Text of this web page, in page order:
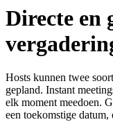
Directe en
Hosts kunnen twee
gepland. Instant
elk moment meedoen.
een toekomstige